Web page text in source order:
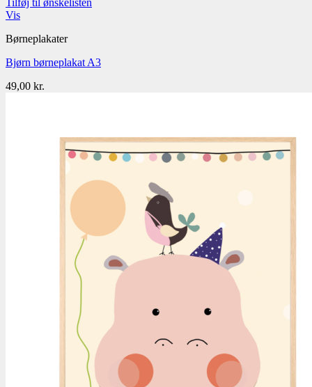
Vis
Børneplakater
Bjørn børneplakat A3
49,00 kr.